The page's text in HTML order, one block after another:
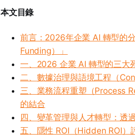
本文目錄
前言：2026年企業 AI 轉型的
Funding）」
一、2026 企業 AI 轉型的三大
二、數據治理與語境工程（
三、業務流程重塑（Process
的結合
四、變革管理與人才轉型：透
五、隱性 ROI（Hidden ROI